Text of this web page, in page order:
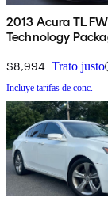
2013 Acura TL
Technology
$8,994 Trato justo
Incluye tarifas de conc.